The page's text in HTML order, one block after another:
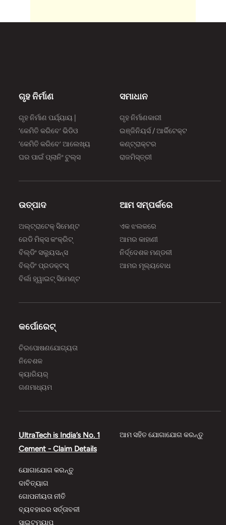
ଗୃହ ନିର୍ମାଣ
ଗୃହ ନିର୍ମାଣ ପର୍ଯ୍ୟାୟ |
‘କେମିତି କରିବେ’ ଭିଡିଓ
‘କେମିତି କରିବେ’ ଆଲେଖ୍ୟ
ଘର ପାଇଁ ପ୍ଲାନିଂ ଟୁଲ୍‌‌ସ
ସମାଧାନ
ଗୃହ ନିର୍ମାଣକାରୀ
ଇଞ୍ଜିନିୟର୍ସ / ଆର୍କିଟେକ୍ଟ
କଣ୍ଟ୍ରାକ୍ଟର
ରାଜମିସ୍ତ୍ରୀ
ଉତ୍ପାଦ
ଅଲ୍‌‌ଟ୍ରାଟେକ୍ ସିମେଣ୍ଟ
ରେଡି ମିକ୍ସ କଂକ୍ରିଟ୍
ବିଲ୍‌‌ଡିଂ ସଲ୍ୟୁସନ୍ସ
ବିଲ୍‌‌ଡିଂ ପ୍ରଡକ୍ଟସ୍
ବିର୍ଲା ହ୍ୱାଇଟ୍ ସିମେଣ୍ଟ
ଆମ ସମ୍ପର୍କରେ
ଏକ ଝଲକରେ
ଆମର କାହାଣୀ
ନିର୍ଦ୍ଦେଶକ ମଣ୍ଡଳୀ
ଆମର ମୂଲ୍ୟବୋଧ
କର୍ପୋରେଟ୍
ଚିରପୋଷଣଯୋଗ୍ୟତା
ନିବେଶକ
କ୍ୟାରିୟର୍
ଗଣମାଧ୍ୟମ
UltraTech is India’s No. 1
Cement - Claim Details
ଯୋଗାଯୋଗ କରନ୍ତୁ
ଦାବିତ୍ୟାଗ
ଗୋପନୀୟତା ନୀତି
ବ୍ୟବହାରର ସର୍ତ୍ତାବଳୀ
ସାଇଟ୍‌‌ମ୍ୟାପ୍
ଆମ ସହିତ ଯୋଗାଯୋଗ କରନ୍ତୁ